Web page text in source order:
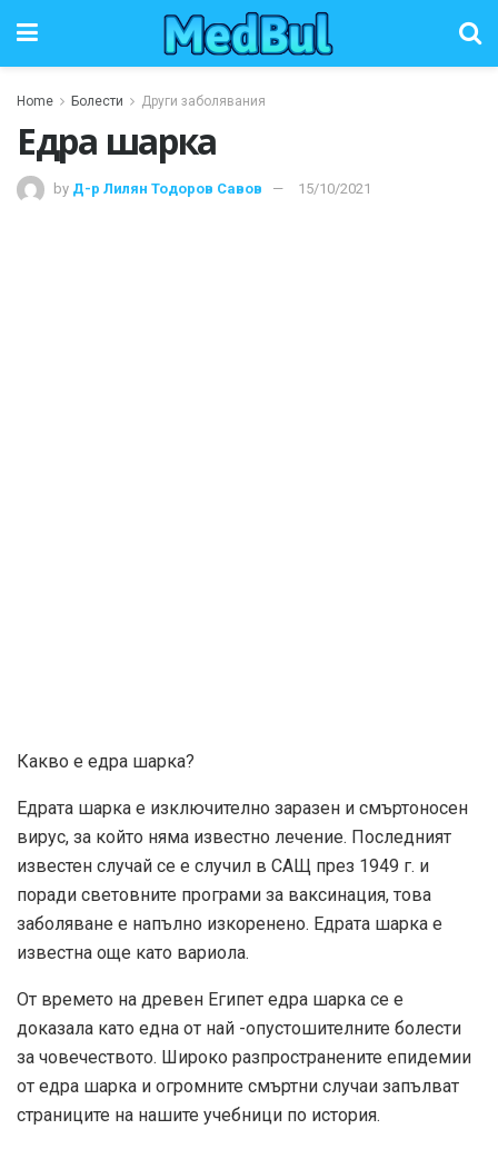
Home Болести Други заболявания
Едра шарка
by Д-р Лилян Тодоров Савов 15/10/2021
Какво е едра шарка?
Едрата шарка е изключително заразен и смъртоносен
вирус, за който няма известно лечение. Последният
известен случай се е случил в САЩ през 1949 г. и
поради световните програми за ваксинация, това
заболяване е напълно изкоренено. Едрата шарка е
известна още като вариола.
От времето на древен Египет едра шарка се е
доказала като една от най -опустошителните болести
за човечеството. Широко разпространените епидемии
от едра шарка и огромните смъртни случаи запълват
страниците на нашите учебници по история.